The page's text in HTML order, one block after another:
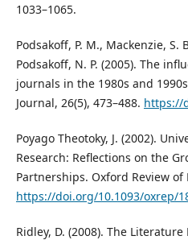
1033–1065.
Podsakoff, P. M., Mackenzie, S.
Podsakoff, N. P. (2005). The
journals in the 1980s and
Journal, 26(5), 473–488. https://
Poyago Theotoky, J. (2002).
Research: Reflections on the
Partnerships. Oxford Review of
https://doi.org/10.1093/oxrep/
Ridley, D. (2008). The